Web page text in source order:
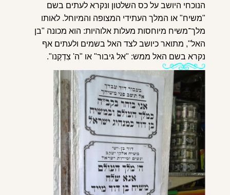
הנוכחי היושב על כס השלטון ונקרא לעתים בשם
"משיח" או המלך העתידי המצופה והמיוחל. לאותו
מלך־משיח מיוחסות מעלות אלוהיות: הוא מכונה "בן
האל", מתואר כיושב לצד האל בשמים ולעתים אף
נקרא בשם האל ממש: "אל גיבור" או "ה' צִדְקֶנו".